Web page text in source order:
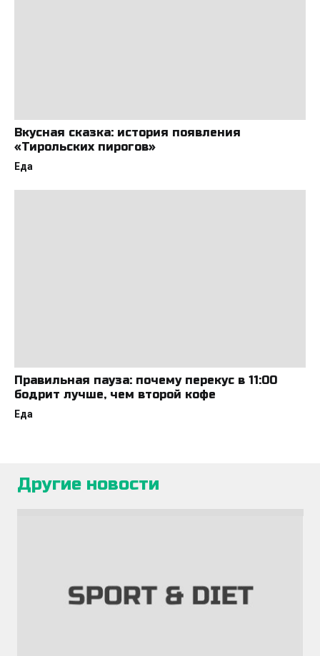
Вкусная сказка: история появления
«Тирольских пирогов»
Еда
Правильная пауза: почему перекус в 11:00
бодрит лучше, чем второй кофе
Еда
Другие новости